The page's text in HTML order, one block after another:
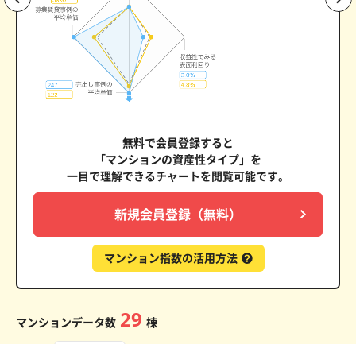
無料で会員登録すると
「マンションの資産性タイプ」を
一目で理解できるチャートを閲覧可能です。
新規会員登録（無料）
マンション指数の活用方法
マンションデータ数 29 棟